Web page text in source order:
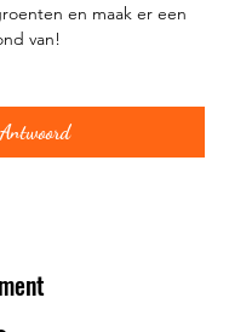
en maak er een
van!
Antwoord